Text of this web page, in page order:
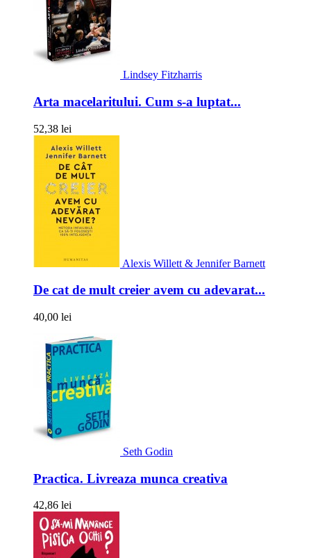
Lindsey Fitzharris
Arta macelaritului. Cum s-a luptat...
52,38 lei
Alexis Willett & Jennifer Barnett
De cat de mult creier avem cu adevarat...
40,00 lei
Seth Godin
Practica. Livreaza munca creativa
42,86 lei